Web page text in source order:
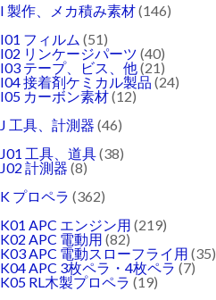
I 製作、メカ積み素材(146)
I01 フィルム (51)
I02 リンケージパーツ (40)
I03 テープ、ビス、他(21)
I04 接着剤ケミカル製品 (24)
I05 カーボン素材(12)
J 工具、計測器 (46)
J01 工具、道具(38)
J02 計測器 (8)
K プロペラ (362)
K01 APC エンジン用 (219)
K02 APC 電動用 (82)
K03 APC 電動スローフライ用 (35)
K04 APC 3枚ペラ・4枚ペラ (7)
K05 RL木製プロペラ (19)